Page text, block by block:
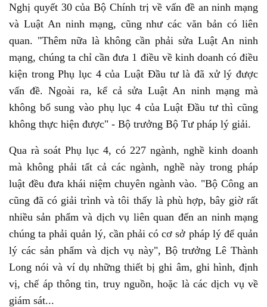
Nghị quyết 30 của Bộ Chính trị về vấn đề an ninh mạng
và Luật An ninh mạng, cũng như các văn bản có liên
quan. "Thêm nữa là không cần phải sửa Luật An ninh
mạng, chúng ta chỉ cần đưa 1 điều về kinh doanh có điều
kiện trong Phụ lục 4 của Luật Đầu tư là đã xử lý được
vấn đề. Ngoài ra, kể cả sửa Luật An ninh mạng mà
không bổ sung vào phụ lục 4 của Luật Đầu tư thì cũng
không thực hiện được" - Bộ trưởng Bộ Tư pháp lý giải.
Qua rà soát Phụ lục 4, có 227 ngành, nghề kinh doanh
mà không phải tất cả các ngành, nghề này trong pháp
luật đều đưa khái niệm chuyên ngành vào. "Bộ Công an
cũng đã có giải trình và tôi thấy là phù hợp, bây giờ rất
nhiều sản phẩm và dịch vụ liên quan đến an ninh mạng
chúng ta phải quản lý, cần phải có cơ sở pháp lý để quản
lý các sản phẩm và dịch vụ này", Bộ trưởng Lê Thành
Long nói và ví dụ những thiết bị ghi âm, ghi hình, định
vị, chế áp thông tin, truy nguồn, hoặc là các dịch vụ về
giám sát...